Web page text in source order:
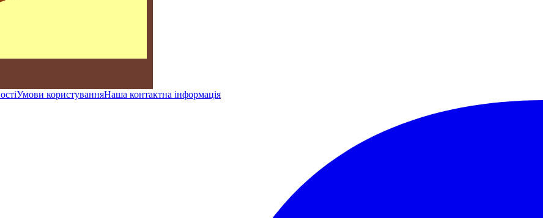
Умови користуванняНаша контактна інформація